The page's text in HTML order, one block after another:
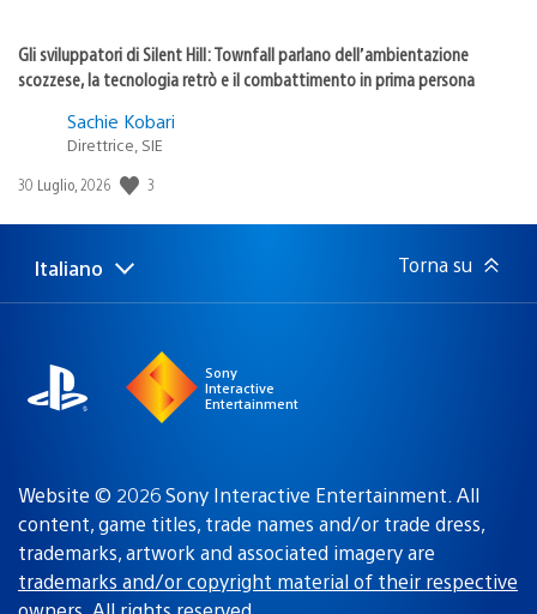
Gli sviluppatori di Silent Hill: Townfall parlano dell’ambientazione
scozzese, la tecnologia retrò e il combattimento in prima persona
Sachie Kobari
Direttrice, SIE
Data
pubblicazione:
30 Luglio, 2026 3
Seleziona
Regione
Italiano Torna su
Sony
Interactive
Entertainment
Website © 2026 Sony Interactive Entertainment. All
content, game titles, trade names and/or trade dress,
trademarks, artwork and associated imagery are
trademarks and/or copyright material of their respective